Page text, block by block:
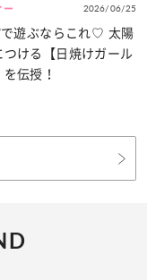
ー 2026/06/25
で遊ぶならこれ♡ 太陽
つける【日焼けガール
伝授！